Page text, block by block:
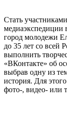
Стать
город молодежи
до 35 лет со всей
выполнить
«ВКонтакте» об
выбрав одну из
история. Для
фото-, видео- или